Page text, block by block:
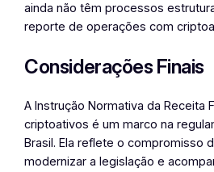
ainda não têm processos
reporte de operações com
Considerações Finais
A Instrução Normativa da Receita
criptoativos é um marco na
Brasil. Ela reflete o compromisso
modernizar a legislação e